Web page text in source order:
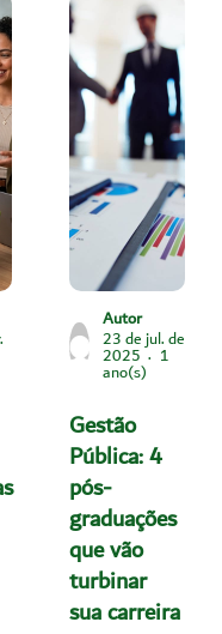
Autor
23 de jul. de
2025 1
ano(s)
Gestão
Pública: 4
pós-
graduações
que vão
turbinar
sua carreira